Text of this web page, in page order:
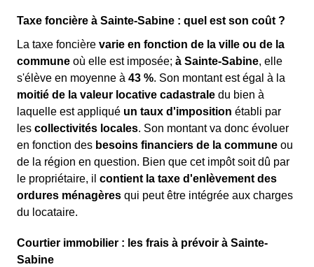
Taxe foncière à Sainte-Sabine : quel est son coût ?
La taxe foncière varie en fonction de la ville ou de la
commune où elle est imposée; à Sainte-Sabine, elle
s'élève en moyenne à 43 %. Son montant est égal à la
moitié de la valeur locative cadastrale du bien à
laquelle est appliqué un taux d'imposition établi par
les collectivités locales. Son montant va donc évoluer
en fonction des besoins financiers de la commune ou
de la région en question. Bien que cet impôt soit dû par
le propriétaire, il contient la taxe d'enlèvement des
ordures ménagères qui peut être intégrée aux charges
du locataire.
Courtier immobilier : les frais à prévoir à Sainte-
Sabine